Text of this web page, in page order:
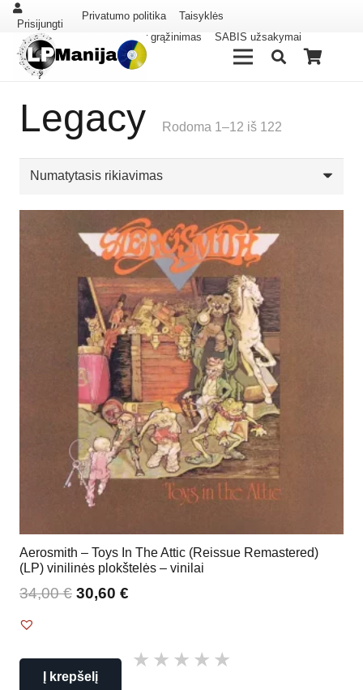
Prisijungti
Privatumo politika
Taisyklės
Pristatymas ir grąžinimas
SABIS užsakymai
Legacy Rodoma 1–12 iš 122
Aerosmith – Toys In The Attic (Reissue Remastered)
(LP) vinilinės plokštelės – vinilai
34,00€ 30,60 €
Į krepšelį